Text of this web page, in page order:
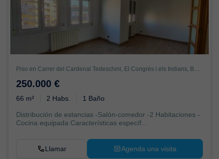
250.000 €
66 m² 2 Habs. 1 Baño
Distribución de estancias -Salón-comedor -2 Habitaciones -
Cocina equipada Características específ...
Llamar Agenda una visita